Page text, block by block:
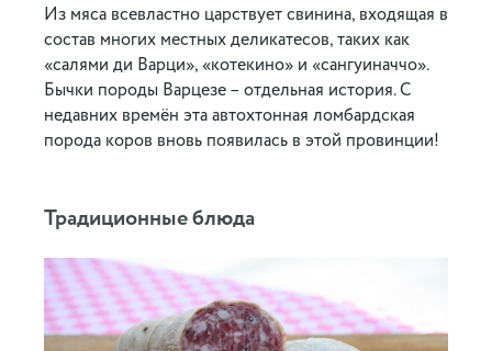
Из мяса всевластно царствует свинина, входящая в
состав многих местных деликатесов, таких как
«салями ди Варци», «котекино» и «сангуиначчо».
Бычки породы Варцезе – отдельная история. С
недавних времён эта автохтонная ломбардская
порода коров вновь появилась в этой провинции!
Традиционные блюда